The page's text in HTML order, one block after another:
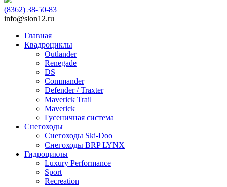
(8362) 38-50-83
info@slon12.ru
Главная
Квадроциклы
Outlander
Renegade
DS
Commander
Defender / Traxter
Maverick Trail
Maverick
Гусеничная система
Снегоходы
Снегоходы Ski-Doo
Снегоходы BRP LYNX
Гидроциклы
Luxury Performance
Sport
Recreation